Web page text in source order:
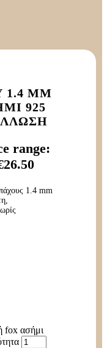
MM
925
range:
1.4 mm
fox ασήμι